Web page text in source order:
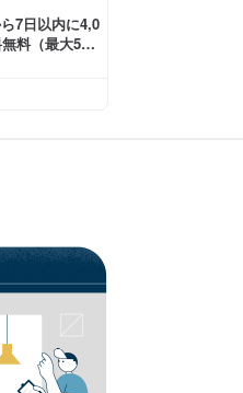
7日以内に4,0
料（最大500